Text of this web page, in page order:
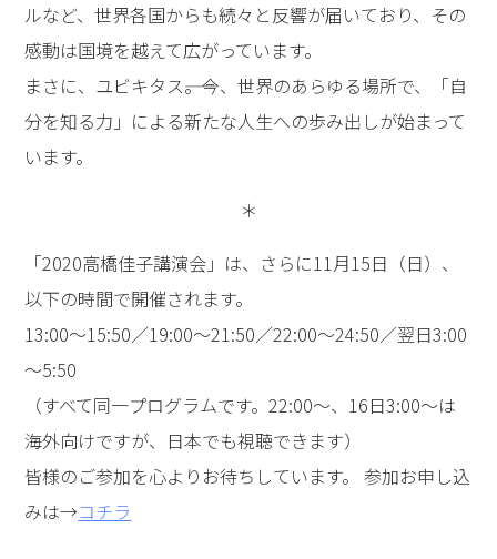
ルなど、世界各国からも続々と反響が届いており、その
感動は国境を越えて広がっています。
まさに、ユビキタス――。今、世界のあらゆる場所で、「自
分を知る力」による新たな人生への歩み出しが始まって
います。
＊
「2020高橋佳子講演会」は、さらに11月15日（日）、
以下の時間で開催されます。
13:00～15:50／19:00～21:50／22:00～24:50／翌日3:00
～5:50
（すべて同一プログラムです。22:00～、16日3:00～は
海外向けですが、日本でも視聴できます）
皆様のご参加を心よりお待ちしています。 参加お申し込
みは→コチラ